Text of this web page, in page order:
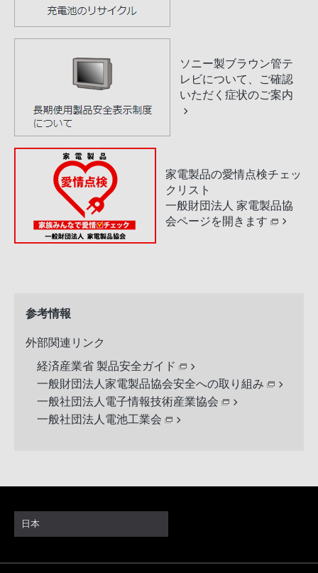
ソニー製ブラウン管テ
レビについて、ご確認
いただく症状のご案内
家電製品の愛情点検チェッ
クリスト
一般財団法人 家電製品協
会ページを開きます
参考情報
外部関連リンク
経済産業省 製品安全ガイド
一般財団法人家電製品協会安全への取り組み
一般社団法人電子情報技術産業協会
一般社団法人電池工業会
日本